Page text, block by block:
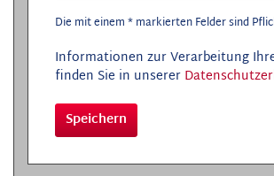
Die mit einem * markierten Felder sind
Informationen zur Verarbeitung
finden Sie in unserer
Speichern